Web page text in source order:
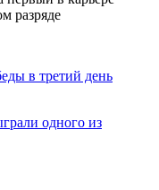
в третий день
одного из